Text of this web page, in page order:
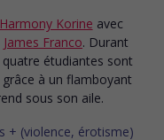
Harmony Korine avec
James Franco. Durant
étudiantes sont
à un flamboyant
sous son aile.